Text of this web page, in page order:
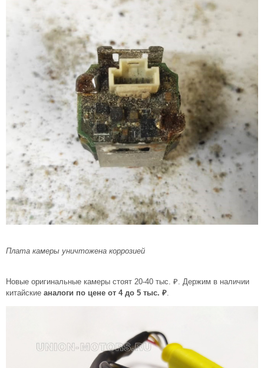
Плата камеры уничтожена коррозией
Новые оригинальные камеры стоят 20-40 тыс. ₽. Держим в наличии
китайские аналоги по цене от 4 до 5 тыс. ₽.